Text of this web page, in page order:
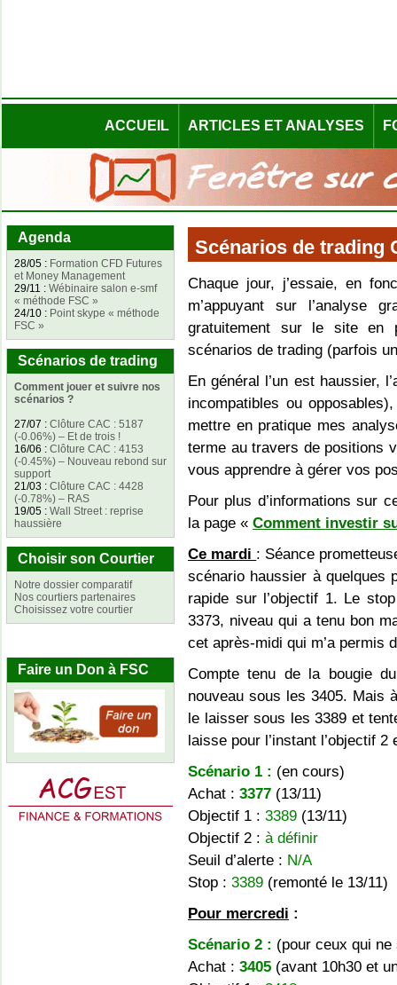
ACCUEIL ARTICLES ET ANALYSES
Agenda
28/05 : Formation CFD Futures
et Money Management
29/11 : Wébinaire salon e-smf
« méthode FSC »
24/10 : Point skype « méthode
FSC »
Scénarios de trading
Comment jouer et suivre nos
scénarios ?
27/07 : Clôture CAC : 5187
(-0.06%) – Et de trois !
16/06 : Clôture CAC : 4153
(-0.45%) – Nouveau rebond sur
support
21/03 : Clôture CAC : 4428
(-0.78%) – RAS
19/05 : Wall Street : reprise
haussière
Choisir son Courtier
Notre dossier comparatif
Nos courtiers partenaires
Choisissez votre courtier
Faire un Don à FSC
Scénarios de trading
Chaque jour, j’essaie, en
m’appuyant sur l’analyse
gratuitement sur le site en
scénarios de trading (parfois
En général l’un est haussier,
incompatibles ou
mettre en pratique mes
terme au travers de positions
vous apprendre à gérer vos
Pour plus d’informations sur
la page « Comment investir
Ce mardi : Séance
scénario haussier à quelques
rapide sur l’objectif 1. Le
3373, niveau qui a tenu bon
cet après-midi qui m’a permis
Compte tenu de la bougie
nouveau sous les 3405. Mais
le laisser sous les 3389 et
laisse pour l’instant l’objectif 2
Scénario 1 : (en cours)
Achat : 3377 (13/11)
Objectif 1 : 3389 (13/11)
Objectif 2 : à définir
Seuil d’alerte : N/A
Stop : 3389 (remonté le 13/11)
Pour mercredi :
Scénario 2 : (pour ceux qui
Achat : 3405 (avant 10h30 et